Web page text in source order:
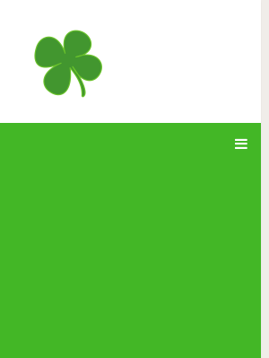
15 зловещих котят, с